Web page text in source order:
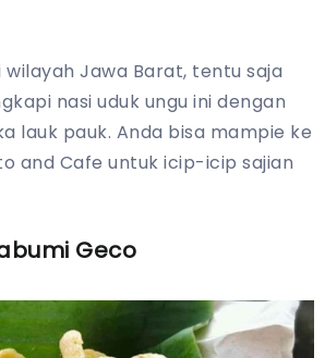
Jawa Barat, tentu saja
nasi uduk ungu ini dengan
lauk pauk. Anda bisa mampie ke
and Cafe untuk icip-icip sajian
Geco